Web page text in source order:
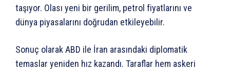
taşıyor. Olası yeni bir gerilim, petrol fiyatlarını ve
dünya piyasalarını doğrudan etkileyebilir.
Sonuç olarak ABD ile İran arasındaki diplomatik
temaslar yeniden hız kazandı. Taraflar hem askeri